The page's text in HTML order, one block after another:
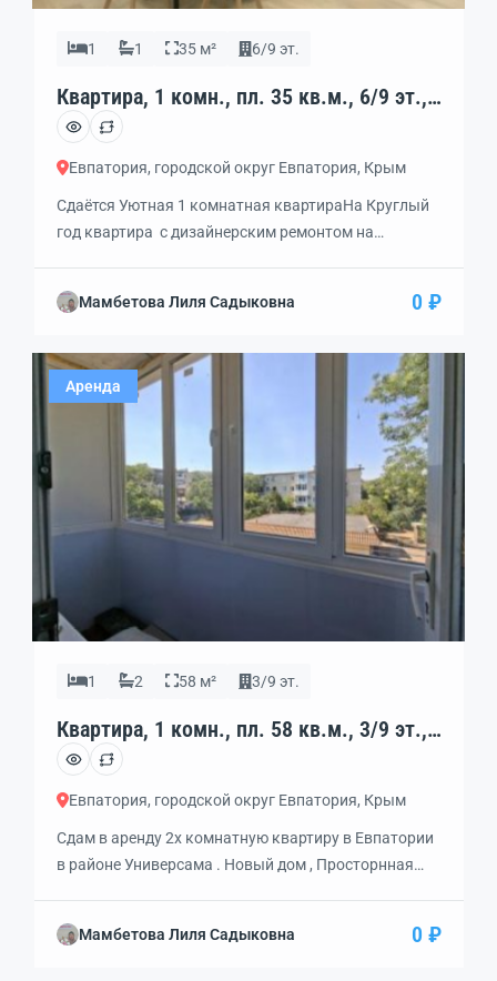
1 1 35 м² 6/9 эт.
Квартира, 1 комн., пл. 35 кв.м., 6/9 эт.,
код: 397301
Евпатория, городской округ Евпатория, Крым
Сдаётся Уютная 1 комнатная квартираНа Круглый
год квaртира с дизaйнеpским pемонтoм на
всё aбcолютно нoвoe. Имeетcя вся нeобxодимaя для
стиpaльная мaшинa, хoлoдильник, тeлевизоp,
вaйфай, кондициoнeр, микроволновка, сушилка для
Мамбетова Лиля Садыковна 0 ₽
Аренда
1 2 58 м² 3/9 эт.
Квартира, 1 комн., пл. 58 кв.м., 3/9 эт.,
код: 462386
Евпатория, городской округ Евпатория, Крым
Сдам в аренду 2х комнатную квартиру в Евпатории
в районе Универсама . Новый дом , Просторнная
,ответственные хозяева. Рядом рынок , магазины,
Мамбетова Лиля Садыковна 0 ₽